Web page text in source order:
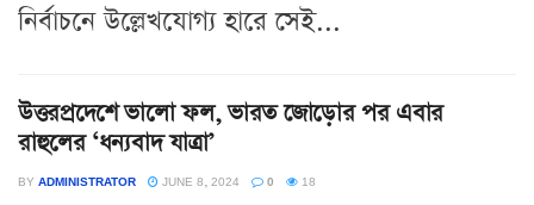
নির্বাচনে উল্লেখযোগ্য হারে সেই...
উত্তরপ্রদেশে ভালো ফল, ভারত জোড়োর পর এবার
রাহুলের ‘ধন্যবাদ যাত্রা’
BY ADMINISTRATOR JUNE 8, 2024 0 18